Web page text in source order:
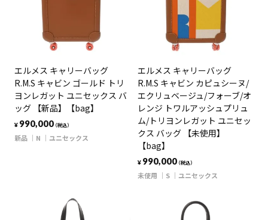
エルメス キャリーバッグ
R.M.S キャビン ゴールド トリ
ヨンレガット ユニセックス バ
ッグ 【新品】【bag】
¥ 990,000（税込）
新品 N ユニセックス
エルメス キャリーバッグ
R.M.S キャビン カピュシーヌ/
エクリュベージュ/フォーブ/オ
レンジ トワルアッシュプリュ
ム/トリヨンレガット ユニセッ
クス バッグ 【未使用】
【bag】
¥ 990,000（税込）
未使用 S ユニセックス